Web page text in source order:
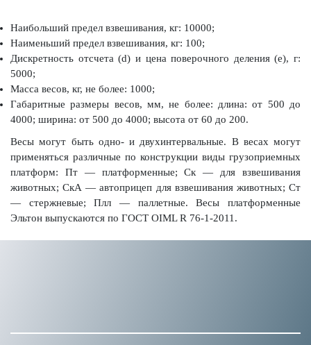
Наибольший предел взвешивания, кг: 10000;
Наименьший предел взвешивания, кг: 100;
Дискретность отсчета (d) и цена поверочного деления (е), г:
5000;
Масса весов, кг, не более: 1000;
Габаритные размеры весов, мм, не более: длина: от 500 до
4000; ширина: от 500 до 4000; высота от 60 до 200.
Весы могут быть одно- и двухинтервальные. В весах могут
применяться различные по конструкции виды грузоприемных
платформ: Пт — платформенные; Ск — для взвешивания
животных; СкА — автоприцеп для взвешивания животных; Ст
— стержневые; Плл — паллетные. Весы платформенные
Эльтон выпускаются по ГОСТ OIML R 76-1-2011.